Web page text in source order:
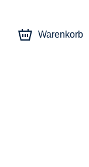
Warenkorb